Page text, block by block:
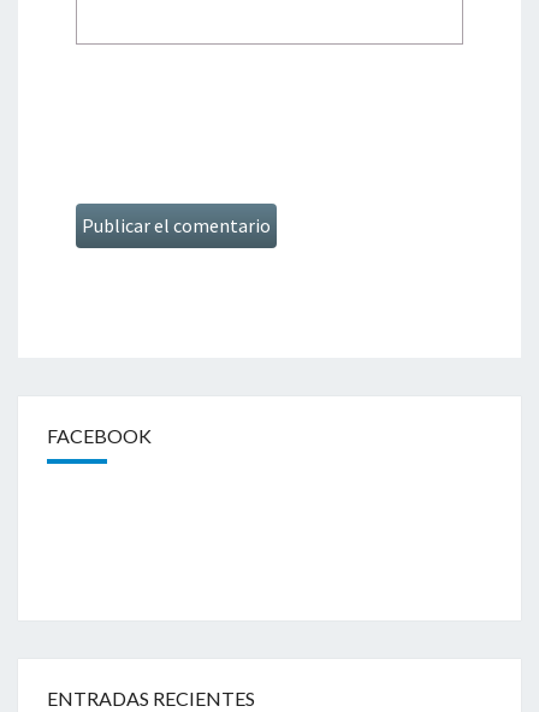
FACEBOOK
ENTRADAS RECIENTES